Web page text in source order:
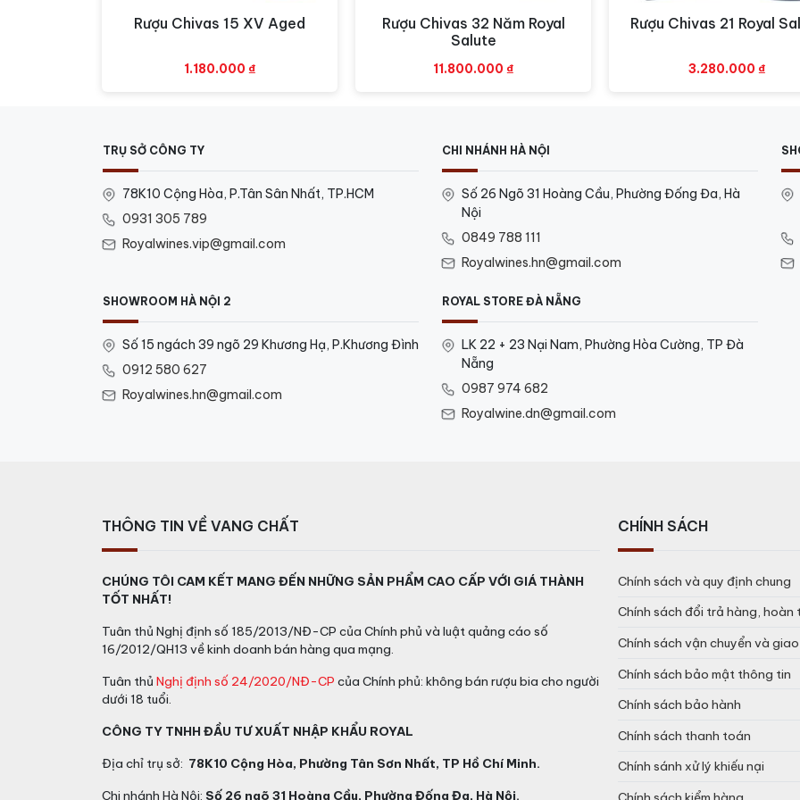
Rượu Linh Bảo Chiêu Tài: Xu Hướng Quà Biếu Tết
Mỗi năm, rượu linh vật lại được giới thiệu với biểu tượng đặc trưng của năm đó. Năm 2025, rượu linh
ý trên thị trường. Đây không chỉ là một sản phẩm rượu XO chất lượng cao mà còn gây ấn tượng bởi
đường nét sắc sảo và sự kết hợp hoàn hảo giữa nghệ thuật và văn hóa, chai rượu này thực sự là món
Xem nhanh
Rượu Chivas 15 XV Aged
1.180.000 ₫
Xem nhanh
Rượu Chivas 32 Năm Royal
Salute
11.800.000 ₫
Xem nhanh
Rượu Chivas 21 Royal
3.280.000 ₫
TRỤ SỞ CÔNG TY
78K10 Cộng Hòa, P.Tân Sân Nhất, TP.HCM
0931 305 789
Royalwines.vip@gmail.com
CHI NHÁNH HÀ NỘI
Số 26 Ngõ 31 Hoàng Cầu, Phường Đống Đa, Hà
Nội
0849 788 111
Royalwines.hn@gmail.com
SHOWROOM HÀ NỘI 2
Số 15 ngách 39 ngõ 29 Khương Hạ, P.Khương Đình
0912 580 627
Royalwines.hn@gmail.com
ROYAL STORE ĐÀ NẴNG
LK 22 + 23 Nại Nam, Phường Hòa Cường, TP Đà
Nẵng
0987 974 682
Royalwine.dn@gmail.com
THÔNG TIN VỀ VANG CHẤT
CHÚNG TÔI CAM KẾT MANG ĐẾN NHỮNG SẢN PHẨM CAO CẤP VỚI GIÁ THÀNH
TỐT NHẤT!
Tuân thủ Nghị định số 185/2013/NĐ-CP của Chính phủ và luật quảng cáo số
16/2012/QH13 về kinh doanh bán hàng qua mạng.
Tuân thủ Nghị định số 24/2020/NĐ-CP của Chính phủ: không bán rượu bia cho người
dưới 18 tuổi.
CÔNG TY TNHH ĐẦU TƯ XUẤT NHẬP KHẨU ROYAL
Địa chỉ trụ sở: 78K10 Cộng Hòa, Phường Tân Sơn Nhất, TP Hồ Chí Minh.
Chi nhánh Hà Nội: Số 26 ngõ 31 Hoàng Cầu, Phường Đống Đa, Hà Nội.
CHÍNH SÁCH
Chính sách và quy định chung
Chính sách đổi trả hàng, hoàn
Chính sách vận chuyển và
Chính sách bảo mật thông tin
Chính sách bảo hành
Chính sách thanh toán
Chính sánh xử lý khiếu nại